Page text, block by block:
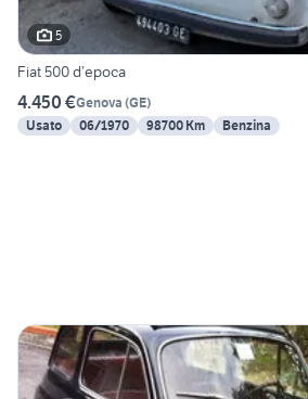
5
Fiat 500 d’epoca
4.450 €Genova (GE)
Usato
06/1970 98700 Km Benzina